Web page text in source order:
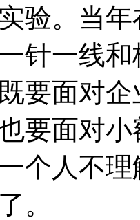
验。当
针一线
要面对
要面对
个人不
。